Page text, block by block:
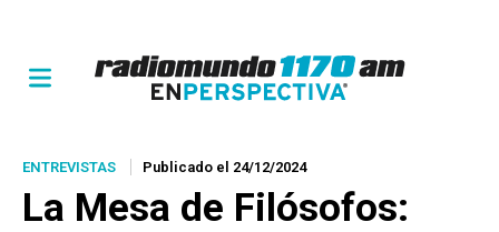
ENTREVISTAS Publicado el 24/12/2024
La Mesa de Filósofos: